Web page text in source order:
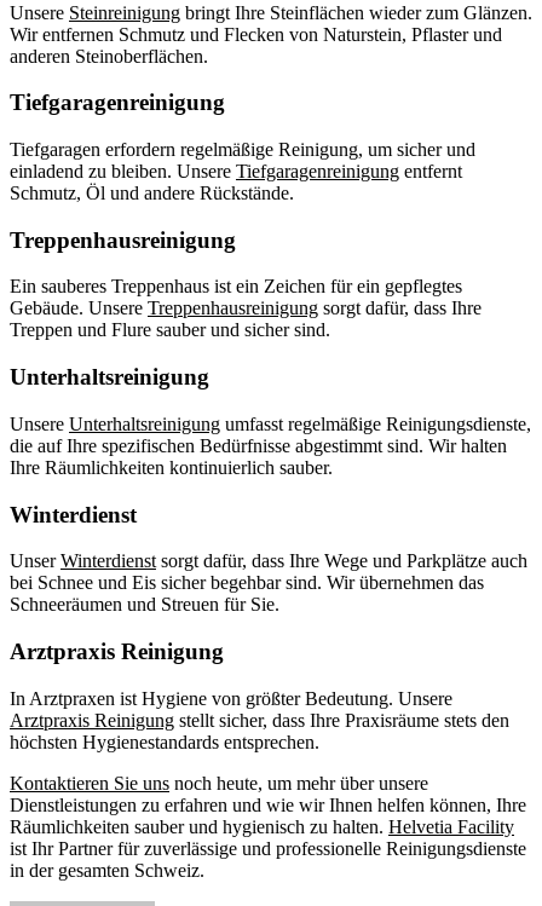
Unsere Steinreinigung bringt Ihre Steinflächen wieder zum Glänzen.
Wir entfernen Schmutz und Flecken von Naturstein, Pflaster und
anderen Steinoberflächen.
Tiefgaragenreinigung
Tiefgaragen erfordern regelmäßige Reinigung, um sicher und
einladend zu bleiben. Unsere Tiefgaragenreinigung entfernt
Schmutz, Öl und andere Rückstände.
Treppenhausreinigung
Ein sauberes Treppenhaus ist ein Zeichen für ein gepflegtes
Gebäude. Unsere Treppenhausreinigung sorgt dafür, dass Ihre
Treppen und Flure sauber und sicher sind.
Unterhaltsreinigung
Unsere Unterhaltsreinigung umfasst regelmäßige Reinigungsdienste,
die auf Ihre spezifischen Bedürfnisse abgestimmt sind. Wir halten
Ihre Räumlichkeiten kontinuierlich sauber.
Winterdienst
UnserWinterdienst sorgt dafür, dass Ihre Wege und Parkplätze auch
bei Schnee und Eis sicher begehbar sind. Wir übernehmen das
Schneeräumen und Streuen für Sie.
Arztpraxis Reinigung
In Arztpraxen ist Hygiene von größter Bedeutung. Unsere
Arztpraxis Reinigung stellt sicher, dass Ihre Praxisräume stets den
höchsten Hygienestandards entsprechen.
Kontaktieren Sie uns noch heute, um mehr über unsere
Dienstleistungen zu erfahren und wie wir Ihnen helfen können, Ihre
Räumlichkeiten sauber und hygienisch zu halten. Helvetia Facility
ist Ihr Partner für zuverlässige und professionelle Reinigungsdienste
in der gesamten Schweiz.